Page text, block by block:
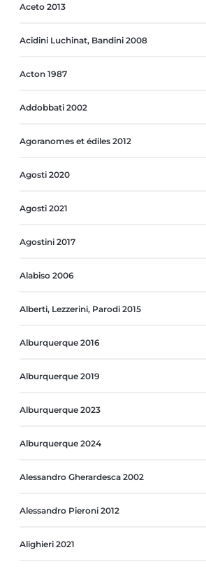
Aceto 2013
Acidini Luchinat, Bandini 2008
Acton 1987
Addobbati 2002
Agoranomes et édiles 2012
Agosti 2020
Agosti 2021
Agostini 2017
Alabiso 2006
Alberti, Lezzerini, Parodi 2015
Alburquerque 2016
Alburquerque 2019
Alburquerque 2023
Alburquerque 2024
Alessandro Gherardesca 2002
Alessandro Pieroni 2012
Alighieri 2021